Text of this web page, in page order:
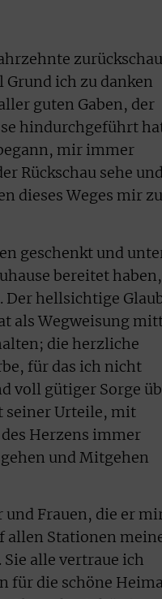
ich zu danken
guten Gaben, der
hindurchgeführt
mir immer
Rückschau sehe und
dieses Weges mir
geschenkt und
bereitet haben,
Der hellsichtige
als Wegweisung
die herzliche
für das ich nicht
voll gütiger Sorge
seiner Urteile, mit
Herzens immer
und Mitgehen
und Frauen, die er
allen Stationen
alle vertraue ich
für die schöne